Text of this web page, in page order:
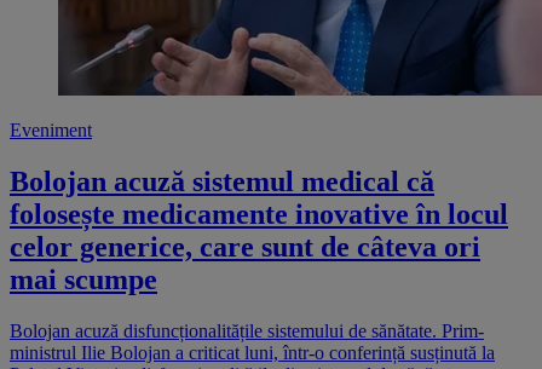
Eveniment
Bolojan acuză sistemul medical că
folosește medicamente inovative în locul
celor generice, care sunt de câteva ori
mai scumpe
Bolojan acuză disfuncționalitățile sistemului de sănătate. Prim-
ministrul Ilie Bolojan a criticat luni, într-o conferință susținută la